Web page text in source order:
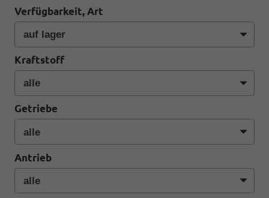
Verfügbarkeit, Art
Kraftstoff
Getriebe
Antrieb